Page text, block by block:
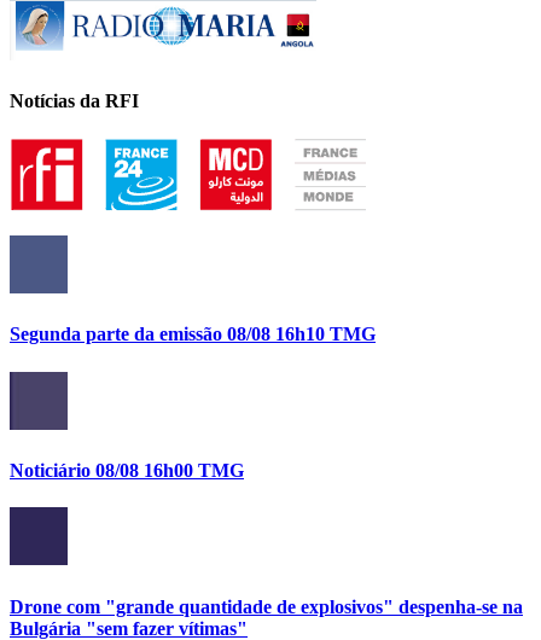
Notícias da RFI
Segunda parte da emissão 08/08 16h10 TMG
Noticiário 08/08 16h00 TMG
Drone com "grande quantidade de explosivos" despenha-se na
Bulgária "sem fazer vítimas"